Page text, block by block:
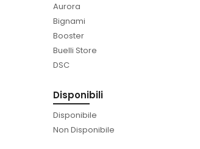
Aurora
Bignami
Booster
Buelli Store
DSC
Disponibili
Disponibile
Non Disponibile